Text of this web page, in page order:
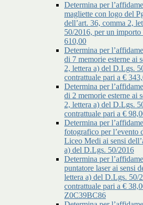
Determina per
magliette con logo del
dell’art. 36, comma 2,
50/2016, per un
610,00
Determina per
di 7 memorie esterne ai
2, lettera a) del D.Lgs.
contrattuale pari a €
Determina per
di 2 memorie esterne ai
2, lettera a) del D.Lgs.
contrattuale pari a €
Determina per
fotografico per l’evento
Liceo Medi ai sensi
a) del D.Lgs. 50/2016
Determina per
puntatore laser ai sensi
lettera a) del D.Lgs. 50/
contrattuale pari a €
Z0C39BC86